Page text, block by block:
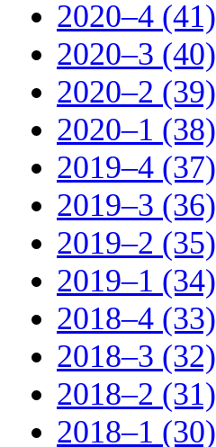
2020–4 (41)
2020–3 (40)
2020–2 (39)
2020–1 (38)
2019–4 (37)
2019–3 (36)
2019–2 (35)
2019–1 (34)
2018–4 (33)
2018–3 (32)
2018–2 (31)
2018–1 (30)